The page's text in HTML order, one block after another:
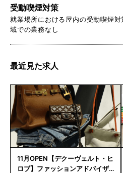
受動喫煙対策
就業場所における屋内の受動喫煙
域での業務なし
最近見た求人
11月OPEN【デクーヴェルト・ヒ
ロブ】ファッションアドバイザ